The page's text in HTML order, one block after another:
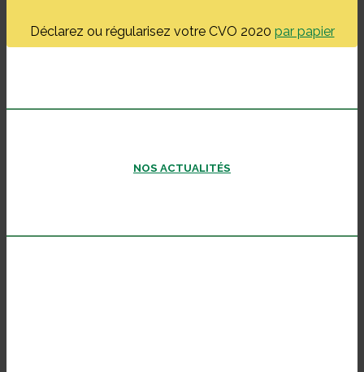
Déclarez ou régularisez votre CVO 2020 par papier
NOS ACTUALITÉS